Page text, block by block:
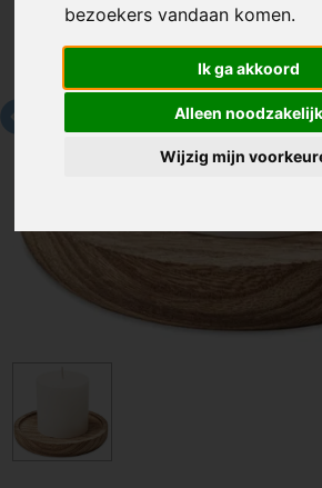
bezoekers vandaan komen.
Ik ga akkoord
Alleen noodzakelijk
Wijzig mijn